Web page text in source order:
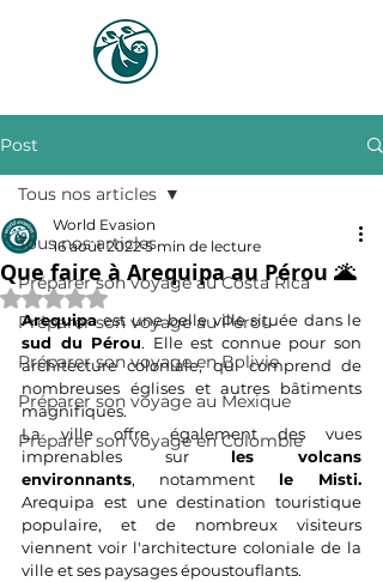
Post
Tous nos articles
Préparer son voyage au Costa Rica
Préparer son voyage au Pérou
Préparer son voyage en Bolivie
Préparer son voyage au Mexique
Préparer son voyage en Colombie
Tous nos articles
Que faire à Arequipa au Pérou 🌋
World Evasion
16 août 2022 5 min de lecture
Noté NaN étoiles sur 5.
Arequipa
sud du Pérou. Elle est connue pour son
architecture coloniale, qui comprend de
nombreuses églises et autres bâtiments
magnifiques.
La ville offre également des vues
imprenables sur les volcans
environnants, notamment le Misti.
Arequipa est une destination touristique
populaire, et de nombreux visiteurs
viennent voir l'architecture coloniale de la
ville et ses paysages époustouflants.